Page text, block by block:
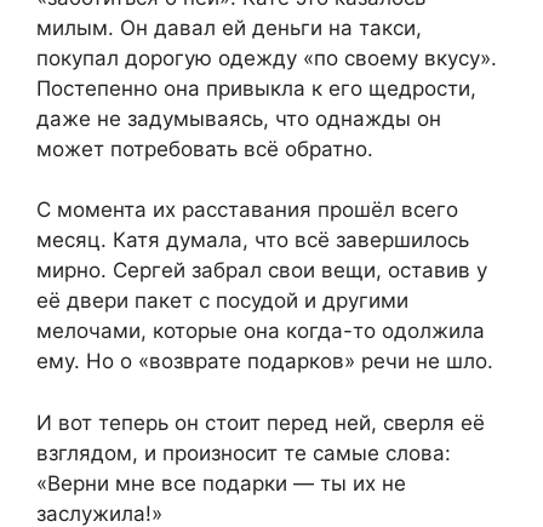
милым. Он давал ей деньги на такси,
покупал дорогую одежду «по своему вкусу».
Постепенно она привыкла к его щедрости,
даже не задумываясь, что однажды он
может потребовать всё обратно.
С момента их расставания прошёл всего
месяц. Катя думала, что всё завершилось
мирно. Сергей забрал свои вещи, оставив у
её двери пакет с посудой и другими
мелочами, которые она когда-то одолжила
ему. Но о «возврате подарков» речи не шло.
И вот теперь он стоит перед ней, сверля её
взглядом, и произносит те самые слова:
«Верни мне все подарки — ты их не
заслужила!»